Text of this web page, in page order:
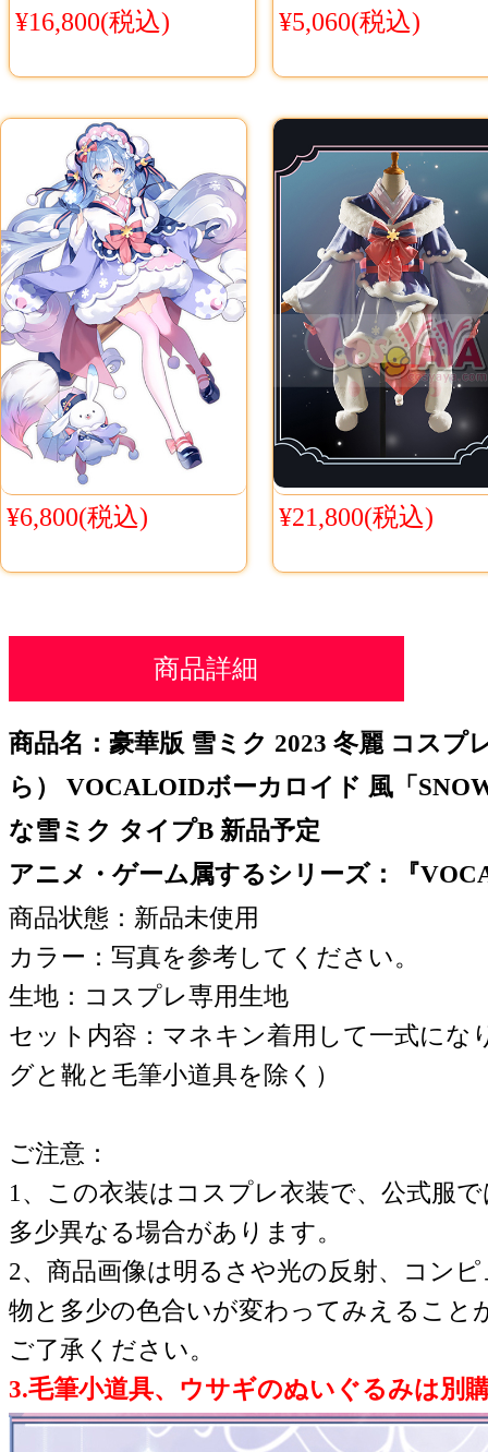
¥16,800(税込) ¥5,060(税込)
¥6,800(税込) ¥21,800(税込)
商品詳細
商品名：豪華版 雪ミク 2023 冬麗 コスプ
ら） VOCALOIDボーカロイド 風「
な雪ミク タイプB 新品予定
アニメ・ゲーム属するシリーズ：『
商品状態：新品未使用
カラー：写真を参考してください。
生地：コスプレ専用生地
セット内容：マネキン着用して一式にな
グと靴と 毛筆小道具を除く）
ご注意：
1、この衣装はコスプレ衣装で、公式服
多少異なる場合があります。
2、商品画像は明るさや光の反射、コン
物と多少の色合いが変わってみえること
ご了承ください。
3.毛筆小道具、ウサギのぬいぐるみは別